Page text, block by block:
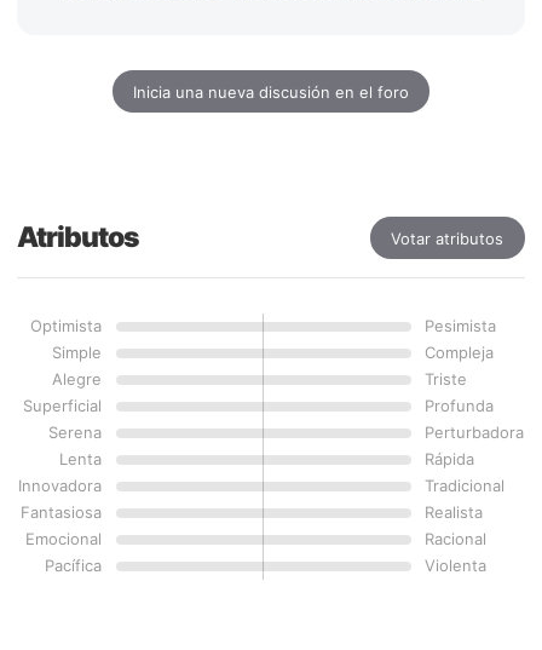
Inicia una nueva discusión en el foro
Atributos Votar atributos
Optimista
Pesimista
Simple
Compleja
Alegre
Triste
Superficial
Profunda
Serena
Perturbadora
Lenta
Rápida
Innovadora
Tradicional
Fantasiosa
Realista
Emocional
Racional
Pacífica
Violenta